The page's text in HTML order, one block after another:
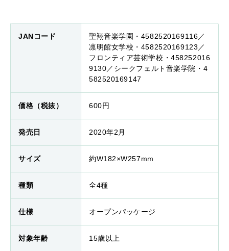
JANコード
聖翔音楽学園・4582520169116／
凛明館女学校・4582520169123／
フロンティア芸術学校・458252016
9130／シークフェルト音楽学院・4
582520169147
価格（税抜） 600円
発売日 2020年2月
サイズ 約W182×W257mm
種類 全4種
仕様 オープンパッケージ
対象年齢 15歳以上